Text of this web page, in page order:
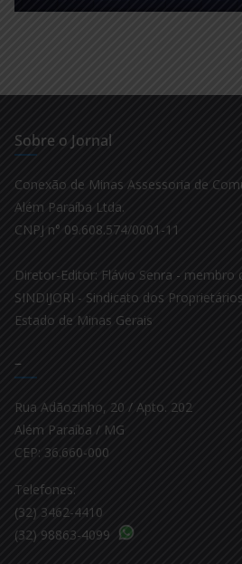
Sobre o Jornal
Conexão de Minas Assessoria de
Além Paraíba Ltda.
CNPJ n° 09.608.574/0001-11
Diretor-Editor: Flávio Senra - membro
SINDIJORI - Sindicato dos
Estado de Minas Gerais
–
Rua Adãozinho, 20 / Apto. 202
Além Paraíba / MG
CEP: 36.660-000
Telefones:
(32) 3462-4410
(32) 98863-4099